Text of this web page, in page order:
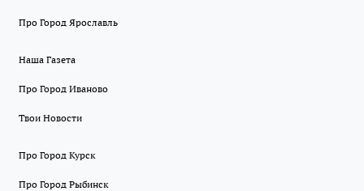
Про Город Ярославль
Наша Газета
Про Город Иваново
Твои Новости
Про Город Курск
Про Город Рыбинск